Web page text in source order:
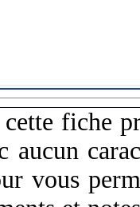
fiche
aucun
vous